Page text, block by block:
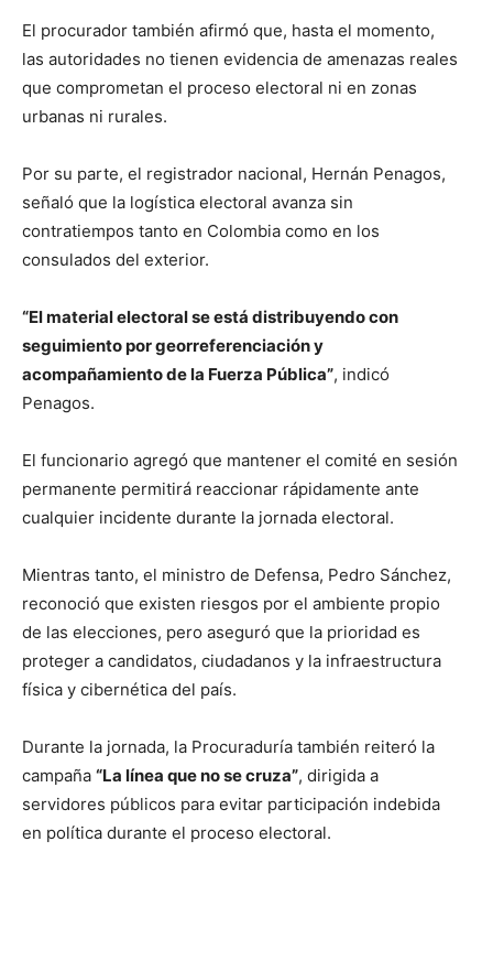
El procurador también afirmó que, hasta el momento,
las autoridades no tienen evidencia de amenazas reales
que comprometan el proceso electoral ni en zonas
urbanas ni rurales.
Por su parte, el registrador nacional, Hernán Penagos,
señaló que la logística electoral avanza sin
contratiempos tanto en Colombia como en los
consulados del exterior.
“El material electoral se está distribuyendo con
seguimiento por georreferenciación y
acompañamiento de la Fuerza Pública”, indicó
Penagos.
El funcionario agregó que mantener el comité en sesión
permanente permitirá reaccionar rápidamente ante
cualquier incidente durante la jornada electoral.
Mientras tanto, el ministro de Defensa, Pedro Sánchez,
reconoció que existen riesgos por el ambiente propio
de las elecciones, pero aseguró que la prioridad es
proteger a candidatos, ciudadanos y la infraestructura
física y cibernética del país.
Durante la jornada, la Procuraduría también reiteró la
campaña “La línea que no se cruza”, dirigida a
servidores públicos para evitar participación indebida
en política durante el proceso electoral.